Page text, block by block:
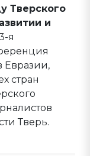
Тверского
и
я
Евразии,
стран
Тверь.